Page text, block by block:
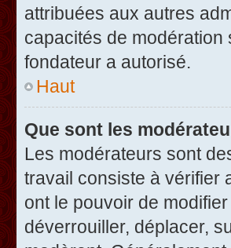
attribuées aux autres
capacités de modération
fondateur a autorisé.
Haut
Que sont les
Les modérateurs sont
travail consiste à vérifier
ont le pouvoir de
déverrouiller, déplacer,